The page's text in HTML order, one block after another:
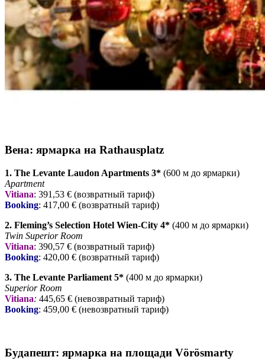
Вена: ярмарка на Rathausplatz
1. The Levante Laudon Apartments 3* (600 м до ярмарки)
Apartment
Vitiana: 391,53 € (возвратный тариф)
Booking: 417,00 € (возвратный тариф)
2. Fleming’s Selection Hotel Wien-City 4* (400 м до ярмарки)
Twin Superior Room
Vitiana: 390,57 € (возвратный тариф)
Booking: 420,00 € (возвратный тариф)
3. The Levante Parliament 5* (400 м до ярмарки)
Superior Room
Vitiana: 445,65 € (невозвратный тариф)
Booking: 459,00 € (невозвратный тариф)
Будапешт: ярмарка на площади Vörösmarty